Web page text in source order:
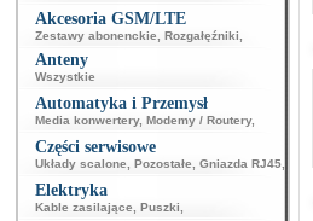
Akcesoria GSM/LTE
Zestawy abonenckie Rozgałęźniki
Anteny
Wszystkie
Automatyka i Przemysł
Media konwertery, Modemy / Routery,
Części serwisowe
Układy scalone Pozostałe Gniazda RJ45
Elektryka
Kable zasilające Puszki